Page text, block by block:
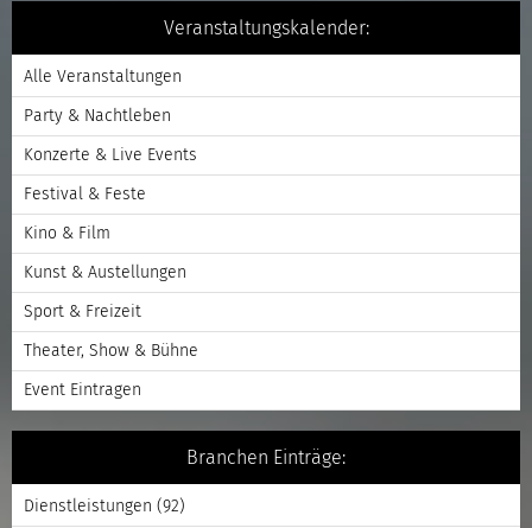
Veranstaltungskalender:
Alle Veranstaltungen
Party & Nachtleben
Konzerte & Live Events
Festival & Feste
Kino & Film
Kunst & Austellungen
Sport & Freizeit
Theater, Show & Bühne
Event Eintragen
Branchen Einträge:
Dienstleistungen (92)